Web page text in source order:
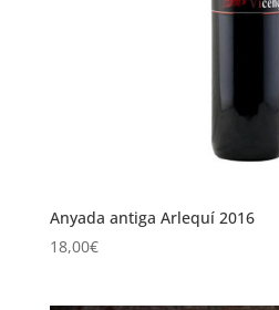
Anyada antiga Arlequí 2016
18,00€